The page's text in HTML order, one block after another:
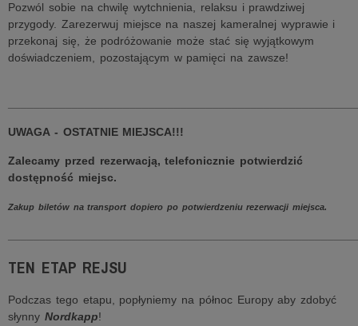
Pozwól sobie na chwilę wytchnienia, relaksu i prawdziwej
przygody. Zarezerwuj miejsce na naszej kameralnej wyprawie i
przekonaj się, że podróżowanie może stać się wyjątkowym
doświadczeniem, pozostającym w pamięci na zawsze!
UWAGA - OSTATNIE MIEJSCA!!!
Zalecamy przed rezerwacją, telefonicznie potwierdzić
dostępność miejsc.
Zakup biletów na transport dopiero po potwierdzeniu rezerwacji miejsca.
TEN ETAP REJSU
Podczas tego etapu, popłyniemy na północ Europy aby zdobyć
słynny Nordkapp!